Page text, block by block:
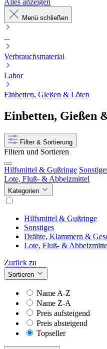
Alles anzeigen
Menü schließen
...
Verbrauchsmaterial
Labor
Einbetten, Gießen & Löten
Einbetten, Gießen
Filter & Sortierung
Filtern und Sortieren
Hilfsmittel & Gußringe
Lote, Fluß- & Abbeizmittel
Kategorien
Hilfsmittel & Gußringe
Sonstiges
Drähte, Klammern &
Lote, Fluß- &
Zurück zu
Sortieren
Name A-Z
Name Z-A
Preis aufsteigend
Preis absteigend
Topseller